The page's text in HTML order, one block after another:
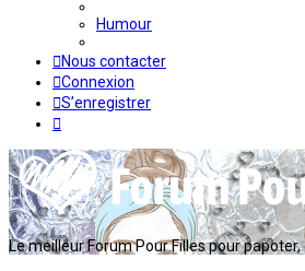
Humour
Nous contacter
Connexion
S’enregistrer
Le meilleur Forum Pour Filles pour